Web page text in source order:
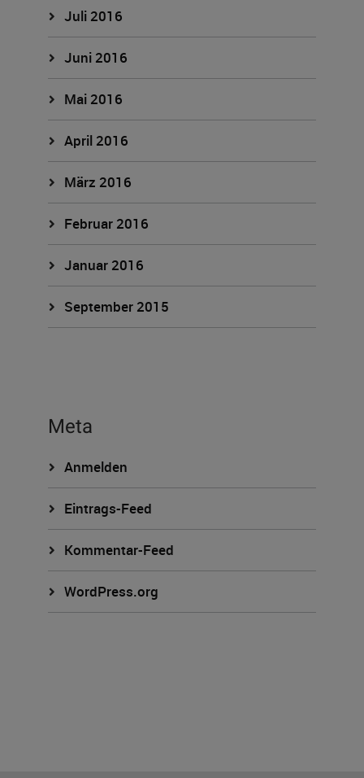
Juli 2016
Juni 2016
Mai 2016
April 2016
März 2016
Februar 2016
Januar 2016
September 2015
Meta
Anmelden
Eintrags-Feed
Kommentar-Feed
WordPress.org